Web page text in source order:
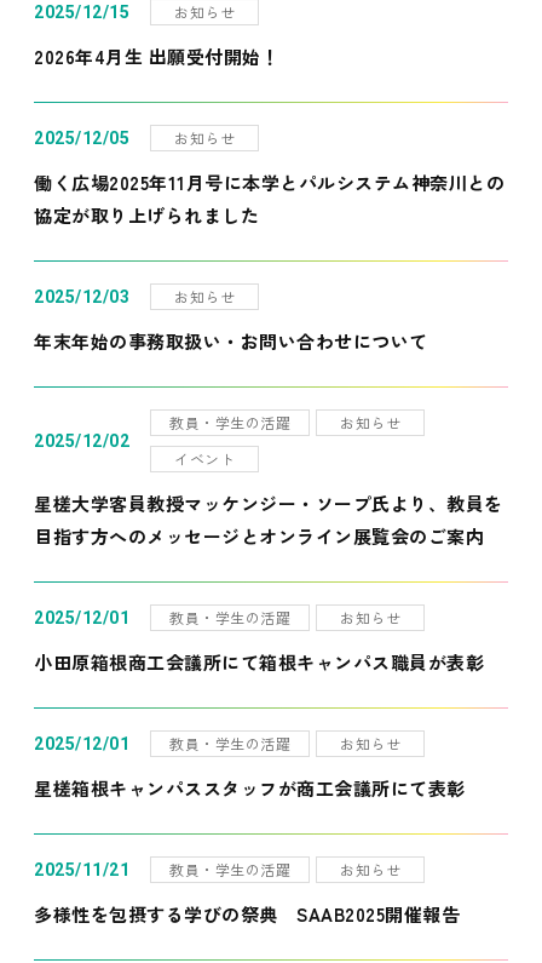
2025/12/15 お知らせ
2026年4月生 出願受付開始！
2025/12/05 お知らせ
働く広場2025年11月号に本学とパルシステム神奈川との
協定が取り上げられました
2025/12/03 お知らせ
年末年始の事務取扱い・お問い合わせについて
2025/12/02
教員・学生の活躍
お知らせ
イベント
星槎大学客員教授マッケンジー・ソープ氏より、教員を
目指す方へのメッセージとオンライン展覧会のご案内
2025/12/01 教員・学生の活躍 お知らせ
小田原箱根商工会議所にて箱根キャンパス職員が表彰
2025/12/01 教員・学生の活躍 お知らせ
星槎箱根キャンパススタッフが商工会議所にて表彰
2025/11/21 教員・学生の活躍 お知らせ
多様性を包摂する学びの祭典 SAAB2025開催報告